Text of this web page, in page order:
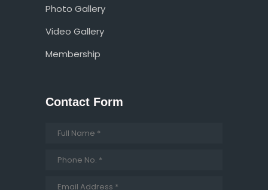
Photo Gallery
Video Gallery
Membership
Contact Form